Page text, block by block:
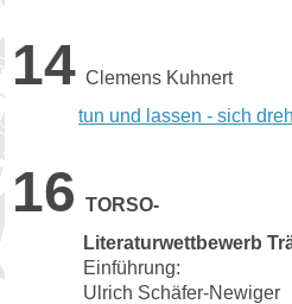
14 Clemens Kuhnert
tun und lassen - sich
16 TORSO-
Literaturwettbewerb
Einführung:
Ulrich Schäfer-Newiger